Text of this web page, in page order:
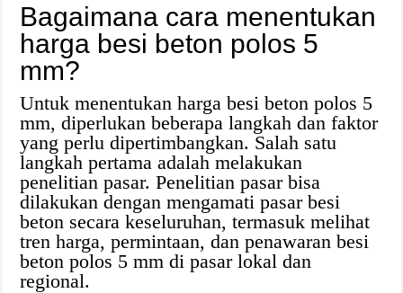
Bagaimana cara menentukan
harga besi beton polos 5
mm?
Untuk menentukan harga besi beton polos 5
mm, diperlukan beberapa langkah dan faktor
yang perlu dipertimbangkan. Salah satu
langkah pertama adalah melakukan
penelitian pasar. Penelitian pasar bisa
dilakukan dengan mengamati pasar besi
beton secara keseluruhan, termasuk melihat
tren harga, permintaan, dan penawaran besi
beton polos 5 mm di pasar lokal dan
regional.